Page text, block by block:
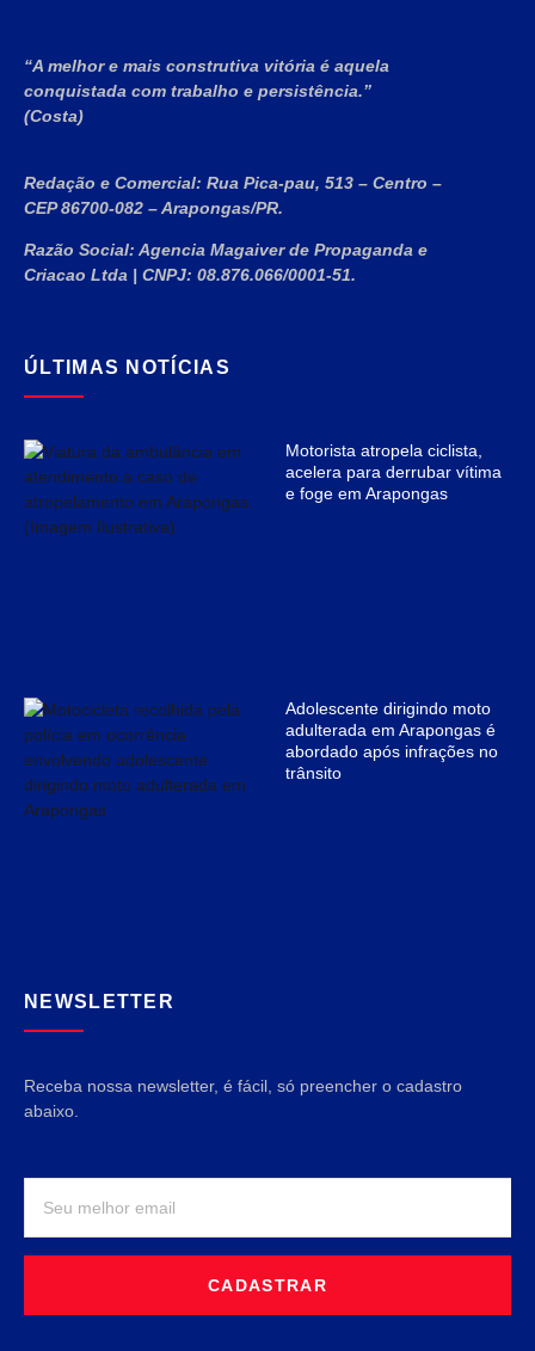
“A melhor e mais construtiva vitória é aquela
conquistada com trabalho e persistência.”
(Costa)
Redação e Comercial: Rua Pica-pau, 513 – Centro –
CEP 86700-082 – Arapongas/PR.
Razão Social: Agencia Magaiver de Propaganda e
Criacao Ltda | CNPJ: 08.876.066/0001-51.
ÚLTIMAS NOTÍCIAS
Motorista atropela ciclista,
acelera para derrubar vítima
e foge em Arapongas
Adolescente dirigindo moto
adulterada em Arapongas é
abordado após infrações no
trânsito
NEWSLETTER
Receba nossa newsletter, é fácil, só preencher o cadastro
abaixo.
CADASTRAR